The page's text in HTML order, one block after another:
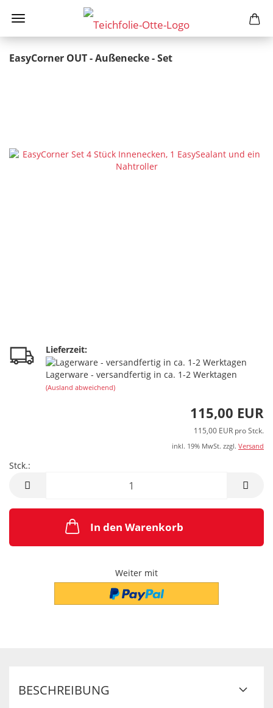
EasyCorner OUT - Außenecke - Set
Lieferzeit:
Lagerware - versandfertig in ca. 1-2 Werktagen
(Ausland abweichend)
115,00 EUR
115,00 EUR pro Stck.
inkl. 19% MwSt. zzgl. Versand
Stck.:
In den Warenkorb
Weiter mit
BESCHREIBUNG